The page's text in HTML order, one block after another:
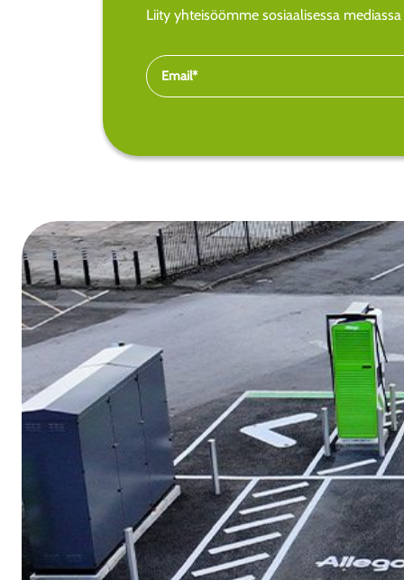
Liity yhteisöömme sosiaalisessa